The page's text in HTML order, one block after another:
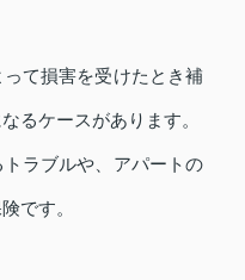
て損害を受けたとき補
るケースがあります。
ラブルや、アパートの
です。